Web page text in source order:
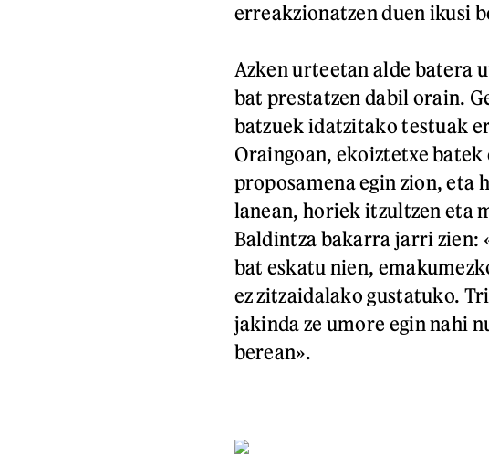
erreakzionatzen duen ikusi
Azken urteetan alde batera
bat prestatzen dabil orain.
batzuek idatzitako testuak
Oraingoan, ekoiztetxe
proposamena egin zion, eta
lanean, horiek itzultzen eta
Baldintza bakarra jarri zien:
bat eskatu nien,
ez zitzaidalako gustatuko.
jakinda ze umore egin nahi
berean».